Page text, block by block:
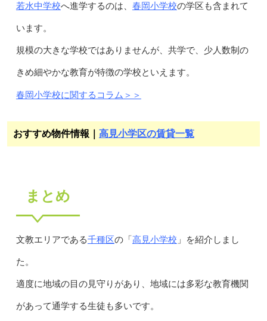
若水中学校へ進学するのは、 春岡小学校の学区も含まれて
います。
規模の大きな学校ではありませんが、共学で、少人数制の
きめ細やかな教育が特徴の学校といえます。
春岡小学校に関するコラム＞＞
おすすめ物件情報｜ 高見小学区の賃貸一覧
まとめ
文教エリアである千種区の「 高見小学校 」を紹介しまし
た。
適度に地域の目の見守りがあり、地域には多彩な教育機関
があって通学する生徒も多いです。